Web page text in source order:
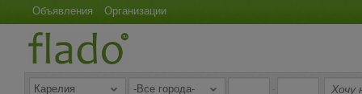
Объявления Организации
-